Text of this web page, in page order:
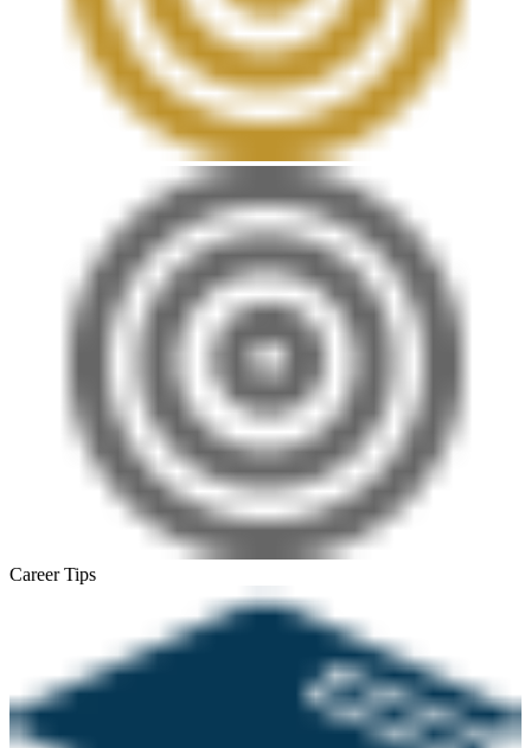
Career Tips